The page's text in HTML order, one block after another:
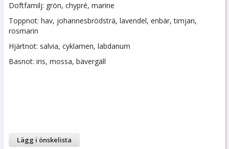
Doftfamilj: grön, chypré, marine
Toppnot: hav, johannesbrödsträ, lavendel, enbär, timjan,
rosmarin
Hjärtnot: salvia, cyklamen, labdanum
Basnot: iris, mossa, bävergäll
Lägg i önskelista